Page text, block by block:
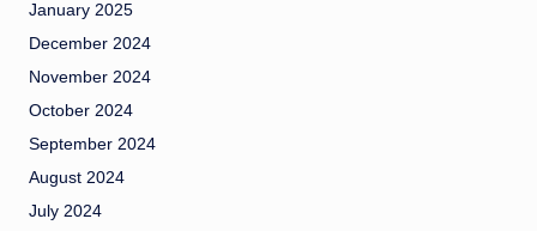
January 2025
December 2024
November 2024
October 2024
September 2024
August 2024
July 2024